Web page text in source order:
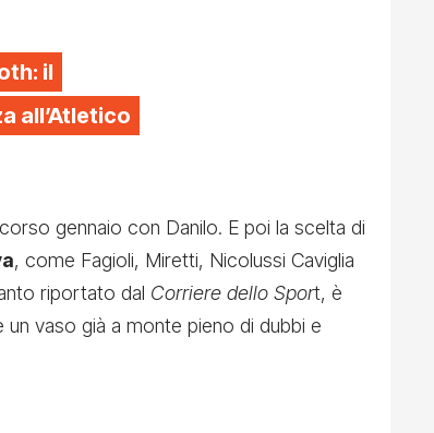
il
all’Atletico
gennaio con Danilo. E poi la scelta di
, come Fagioli, Miretti, Nicolussi Caviglia
riportato dal Corriere dello Sport, è
vaso già a monte pieno di dubbi e